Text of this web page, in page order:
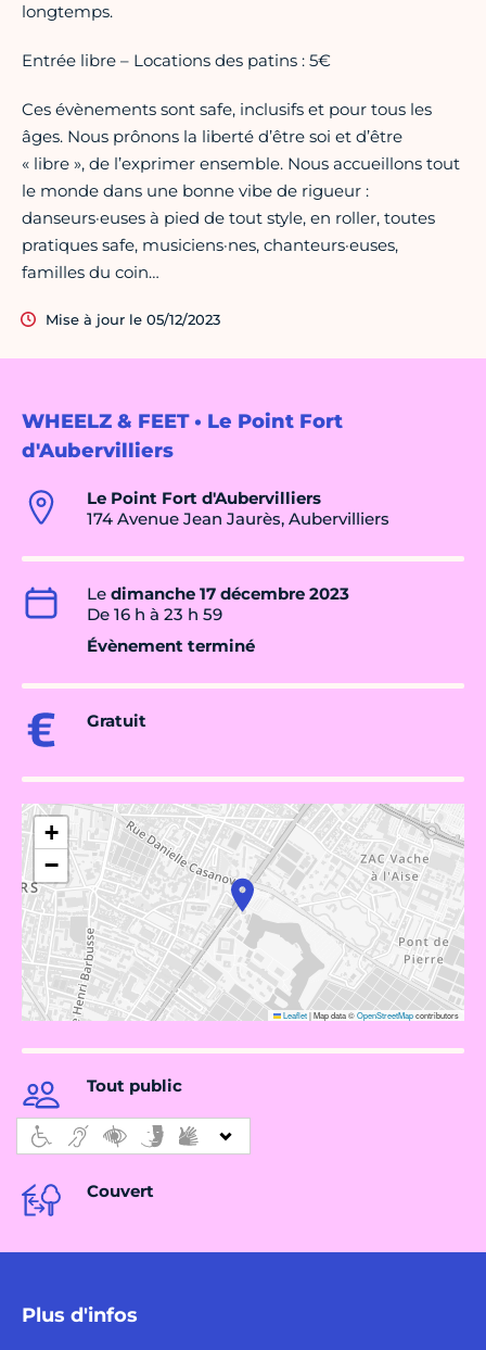
WHEELZ & FEET • Le Point Fort
d'Aubervilliers
Le Point Fort d'Aubervilliers
174 Avenue Jean Jaurès, Aubervilliers
Le dimanche 17 décembre 2023
De 16 h à 23 h 59
Évènement terminé
Gratuit
+
−
Leaflet|Map data ©OpenStreetMapcontributors
Tout public
Couvert
Plus d'infos
longtemps.
Entrée libre – Locations des patins : 5€
Ces évènements sont safe, inclusifs et pour tous les
âges. Nous prônons la liberté d’être soi et d’être
« libre », de l’exprimer ensemble. Nous accueillons tout
le monde dans une bonne vibe de rigueur :
danseurs·euses à pied de tout style, en roller, toutes
pratiques safe, musiciens·nes, chanteurs·euses,
familles du coin…
Mise à jour le 05/12/2023